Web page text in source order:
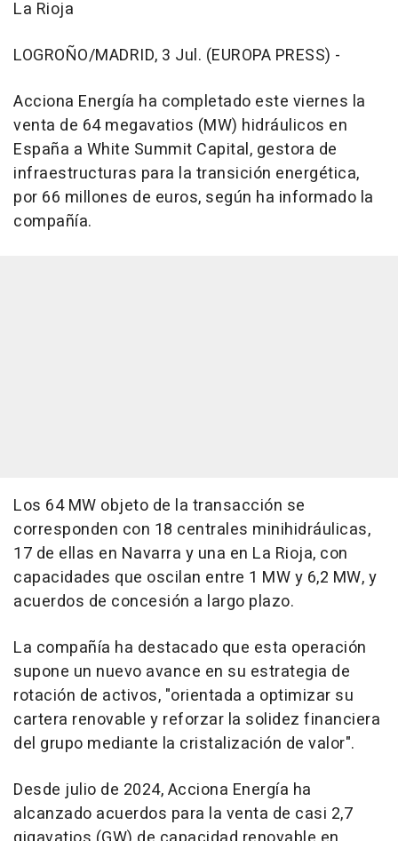
La Rioja
LOGROÑO/MADRID, 3 Jul. (EUROPA PRESS) -
Acciona Energía ha completado este viernes la
venta de 64 megavatios (MW) hidráulicos en
España a White Summit Capital, gestora de
infraestructuras para la transición energética,
por 66 millones de euros, según ha informado la
compañía.
Los 64 MW objeto de la transacción se
corresponden con 18 centrales minihidráulicas,
17 de ellas en Navarra y una en La Rioja, con
capacidades que oscilan entre 1 MW y 6,2 MW, y
acuerdos de concesión a largo plazo.
La compañía ha destacado que esta operación
supone un nuevo avance en su estrategia de
rotación de activos, "orientada a optimizar su
cartera renovable y reforzar la solidez financiera
del grupo mediante la cristalización de valor".
Desde julio de 2024, Acciona Energía ha
alcanzado acuerdos para la venta de casi 2,7